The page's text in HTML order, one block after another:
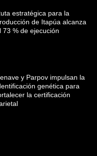
estratégica para la
de Itapúa alcanza
73 % de ejecución
y Parpov impulsan la
genética para
la certificación